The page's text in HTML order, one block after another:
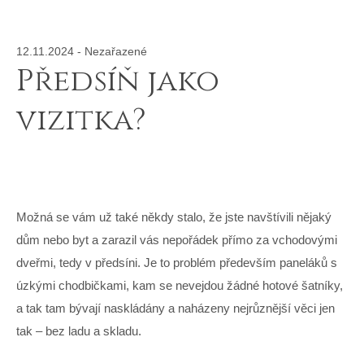
12.11.2024 - Nezařazené
Předsíň jako
vizitka?
Možná se vám už také někdy stalo, že jste navštívili nějaký
dům nebo byt a zarazil vás nepořádek přímo za vchodovými
dveřmi, tedy v předsíni. Je to problém především paneláků s
úzkými chodbičkami, kam se nevejdou žádné hotové šatníky,
a tak tam bývají naskládány a naházeny nejrůznější věci jen
tak – bez ladu a skladu.